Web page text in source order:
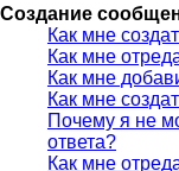
Создание
Как мне
Как мне
Как мне
Как мне
Почему я не
ответа?
Как мне